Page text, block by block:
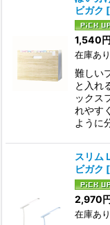
ビガク [
1,540円
在庫あり
難しい
と入れ
ックス
れやす
ように
スリム
ビガク [
2,970
在庫あり